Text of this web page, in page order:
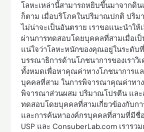
โลหะเหล่านี้สามารถหยิบขึ้นมาจากดิน
ก็ตาม เมื่อบริโภคในปริมาณปกติ ปริ
ไม่น่าจะเป็นอันตราย เราขอแนะนำให้
ผ่านการทดสอบโดยบุคคลที่สามเมื่อเป็
แน่ใจว่าโลหะหนักของคุณอยู่ในระดับ
บรรณาธิการด้านโภชนาการของเราวิ
ทั้งหมดเพื่อหาคุณค่าทางโภชนาการแ
บุคคลที่สาม ในการพิจารณาคุณค่าทาง
พิจารณาส่วนผสม ปริมาณโปรตีน และ
ทดสอบโดยบุคคลที่สามเกี่ยวข้องกับก
และการค้นหาองค์กรบุคคลที่สามที่มีชื่อ
USP และ ConsuberLab.com เรารว